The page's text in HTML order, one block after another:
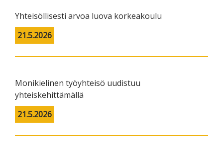
Yhteisöllisesti arvoa luova korkeakoulu
21.5.2026
Monikielinen työyhteisö uudistuu
yhteiskehittämällä
21.5.2026